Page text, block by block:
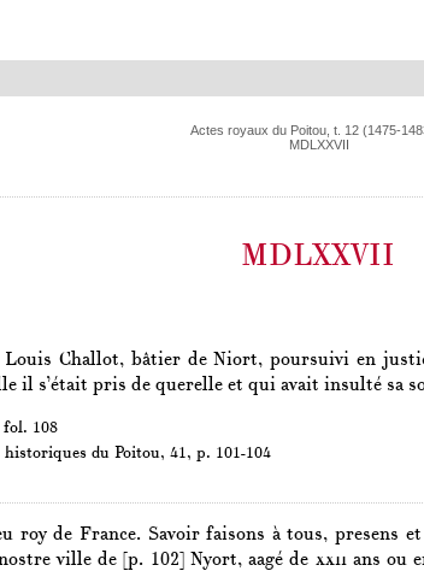
Actes royaux du Poitou, t. 12 (1475-
MDLXXVII
MDLXXVII
Louis Challot, bâtier de Niort, poursuivi en
il s’était pris de querelle et qui avait insulté sa
fol. 108
historiques du Poitou, 41, p. 101-104
roy de France. Savoir faisons à tous, presens
ville de [p. 102] Nyort, aagé de xxiians ou